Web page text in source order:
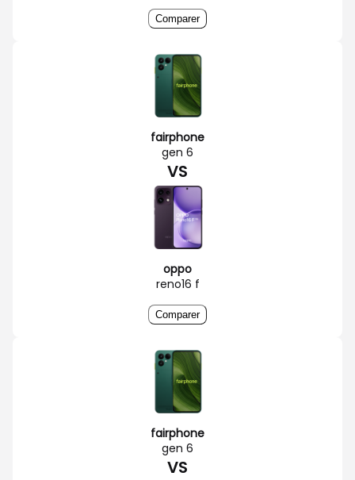
Comparer
fairphone
gen 6
VS
oppo
reno16 f
Comparer
fairphone
gen 6
VS